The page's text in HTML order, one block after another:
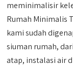
meminimalisir
Rumah Minimalis
kami sudah
siuman rumah,
atap, instalasi air